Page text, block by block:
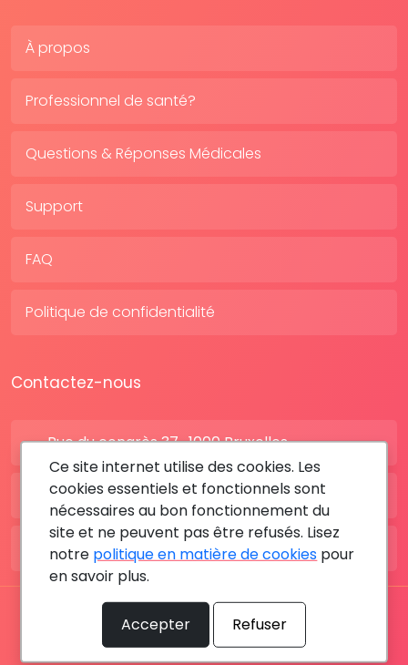
À propos
Professionnel de santé?
Questions & Réponses Médicales
Support
FAQ
Politique de confidentialité
Contactez-nous
Rue du congrès 37 , 1000 Bruxelles
BE: +32 28080227
FR: +33 183642895
Tous les droits sont réservés © 2026 RDV MÉDICAL By
MediaSatCom
Ce site internet utilise des cookies. Les
cookies essentiels et fonctionnels sont
nécessaires au bon fonctionnement du
site et ne peuvent pas être refusés. Lisez
notre politique en matière de cookies pour
en savoir plus.
Accepter Refuser